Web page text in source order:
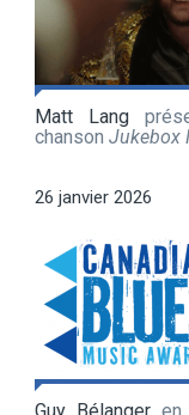
Matt Lang
chanson Jukebox
26 janvier 2026
Guy Bélanger en